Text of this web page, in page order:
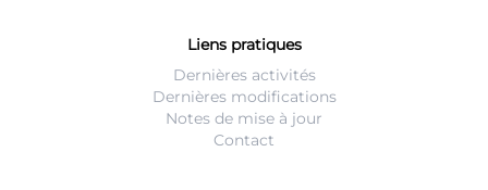
Liens pratiques
Dernières activités
Dernières modifications
Notes de mise à jour
Contact